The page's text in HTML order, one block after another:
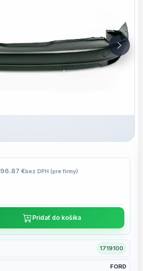
1719100
FORD
96.87 €bez DPH (pre firmy)
Pridať do košíka